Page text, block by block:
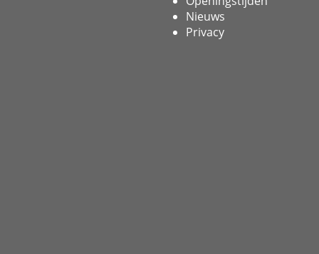
Nieuws
Privacy